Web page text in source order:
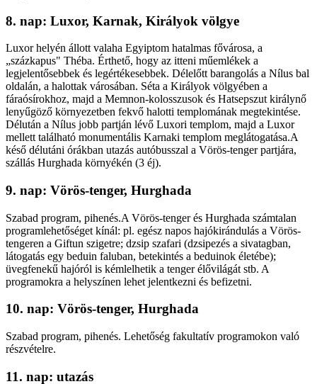
8. nap: Luxor, Karnak, Királyok völgye
Luxor helyén állott valaha Egyiptom hatalmas fővárosa, a
„százkapus" Théba. Érthető, hogy az itteni műemlékek a
legjelentősebbek és legértékesebbek. Délelőtt barangolás a Nílus bal
oldalán, a halottak városában. Séta a Királyok völgyében a
fáraósírokhoz, majd a Memnon-kolosszusok és Hatsepszut királynő
lenyűgöző környezetben fekvő halotti templomának megtekintése.
Délután a Nílus jobb partján lévő Luxori templom, majd a Luxor
mellett található monumentális Karnaki templom meglátogatása.A
késő délutáni órákban utazás autóbusszal a Vörös-tenger partjára,
szállás Hurghada környékén (3 éj).
9. nap: Vörös-tenger, Hurghada
Szabad program, pihenés.A Vörös-tenger és Hurghada számtalan
programlehetőséget kínál: pl. egész napos hajókirándulás a Vörös-
tengeren a Giftun szigetre; dzsip szafari (dzsipezés a sivatagban,
látogatás egy beduin faluban, betekintés a beduinok életébe);
üvegfenekű hajóról is kémlelhetik a tenger élővilágát stb. A
programokra a helyszínen lehet jelentkezni és befizetni.
10. nap: Vörös-tenger, Hurghada
Szabad program, pihenés. Lehetőség fakultatív programokon való
részvételre.
11. nap: utazás